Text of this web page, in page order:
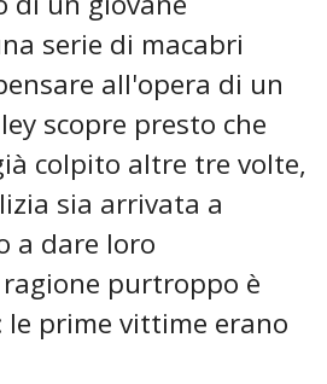
serie di macabri
all'opera di un
scopre presto che
colpito altre tre volte,
sia arrivata a
a dare loro
purtroppo è
le prime vittime erano